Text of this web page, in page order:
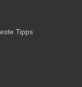
Tipps